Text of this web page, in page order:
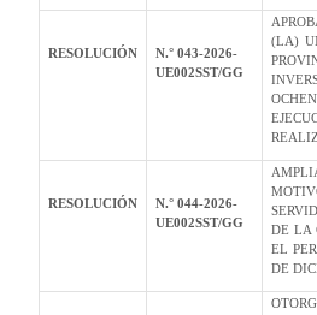
RESOLUCIÓN
N.° 043-2026-
UE002SST/GG
(LA)
RESOLUCIÓN
N.° 044-2026-
UE002SST/GG
DE LA
EL
DE